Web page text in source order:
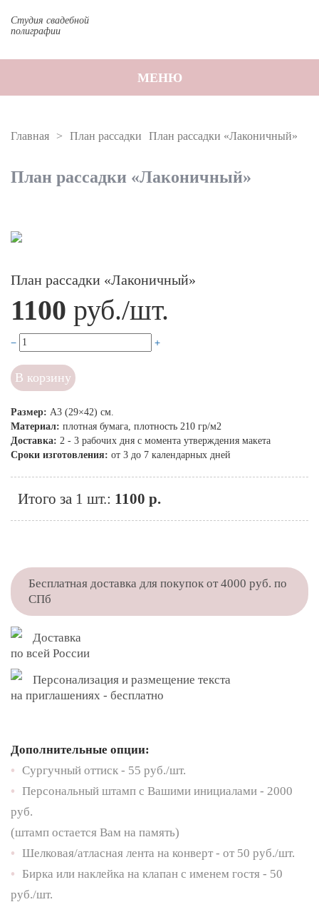
Студия свадебной
полиграфии
МЕНЮ
Главная План рассадки План рассадки «Лаконичный»
План рассадки «Лаконичный»
План рассадки «Лаконичный»
1100 руб./шт.
В корзину
Размер: А3 (29×42) см.
Материал: плотная бумага, плотность 210 гр/м2
Доставка: 2 - 3 рабочих дня с момента утверждения макета
Сроки изготовления: от 3 до 7 календарных дней
Итого за 1 шт.: 1100 р.
Бесплатная доставка для покупок от 4000 руб. по
СПб
Доставка
по всей России
Персонализация и размещение текста
на приглашениях - бесплатно
Дополнительные опции:
• Сургучный оттиск - 55 руб./шт.
• Персональный штамп с Вашими инициалами - 2000
руб.
(штамп остается Вам на память)
• Шелковая/атласная лента на конверт - от 50 руб./шт.
• Бирка или наклейка на клапан с именем гостя - 50
руб./шт.